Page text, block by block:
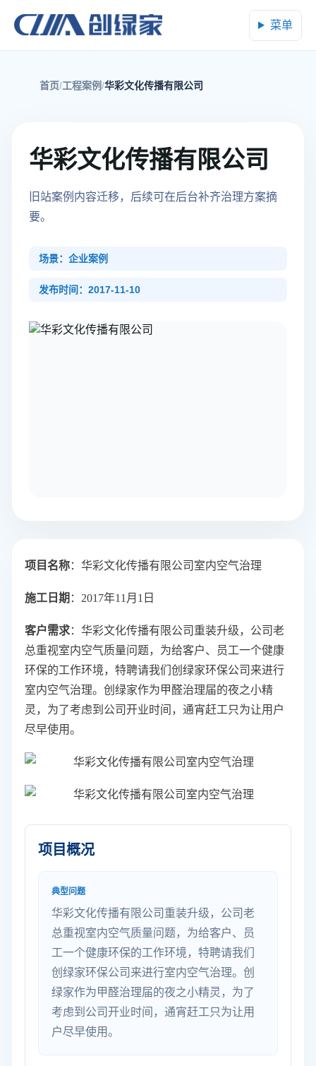
菜单
首页 工程案例 华彩文化传播有限公司
华彩文化传播有限公司
旧站案例内容迁移，后续可在后台补齐治理方案摘
要。
场景：企业案例
发布时间：2017-11-10
项目名称：华彩文化传播有限公司室内空气治理
施工日期 ：2017年11月1日
客户需求：华彩文化传播有限公司重装升级，公司老
总重视室内空气质量问题，为给客户、员工一个健康
环保的工作环境，特聘请我们创绿家环保公司来进行
室内空气治理。创绿家作为甲醛治理届的夜之小精
灵，为了考虑到公司开业时间，通宵赶工只为让用户
尽早使用。
项目概况
典型问题
华彩文化传播有限公司重装升级，公司老
总重视室内空气质量问题，为给客户、员
工一个健康环保的工作环境，特聘请我们
创绿家环保公司来进行室内空气治理。创
绿家作为甲醛治理届的夜之小精灵，为了
考虑到公司开业时间，通宵赶工只为让用
户尽早使用。